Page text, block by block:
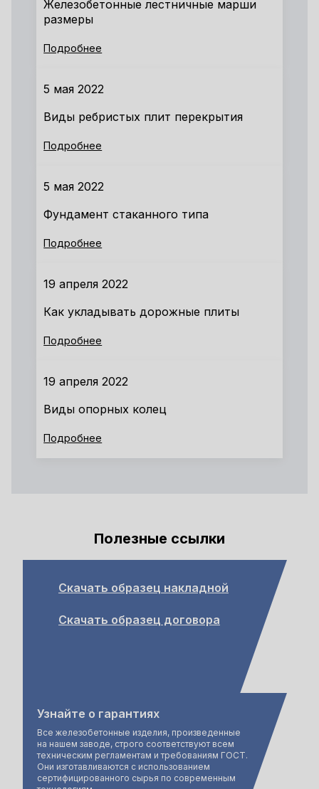
Железобетонные лестничные марши
размеры
Подробнее
5 мая 2022
Виды ребристых плит перекрытия
Подробнее
5 мая 2022
Фундамент стаканного типа
Подробнее
19 апреля 2022
Как укладывать дорожные плиты
Подробнее
19 апреля 2022
Виды опорных колец
Подробнее
Полезные ссылки
Скачать образец накладной
Скачать образец договора
Узнайте о гарантиях
Все железобетонные изделия, произведенные
на нашем заводе, строго соответствуют всем
техническим регламентам и требованиям ГОСТ.
Они изготавливаются с использованием
сертифицированного сырья по современным